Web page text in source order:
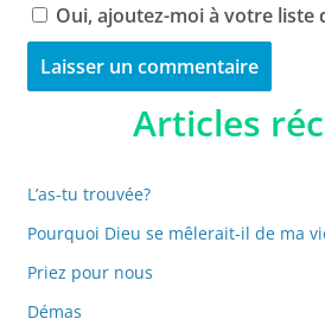
Oui, ajoutez-moi à votre liste
e
r
n
a
Articles
L’as-tu trouvée?
Pourquoi Dieu se mêlerait-il de ma
Priez pour nous
Démas